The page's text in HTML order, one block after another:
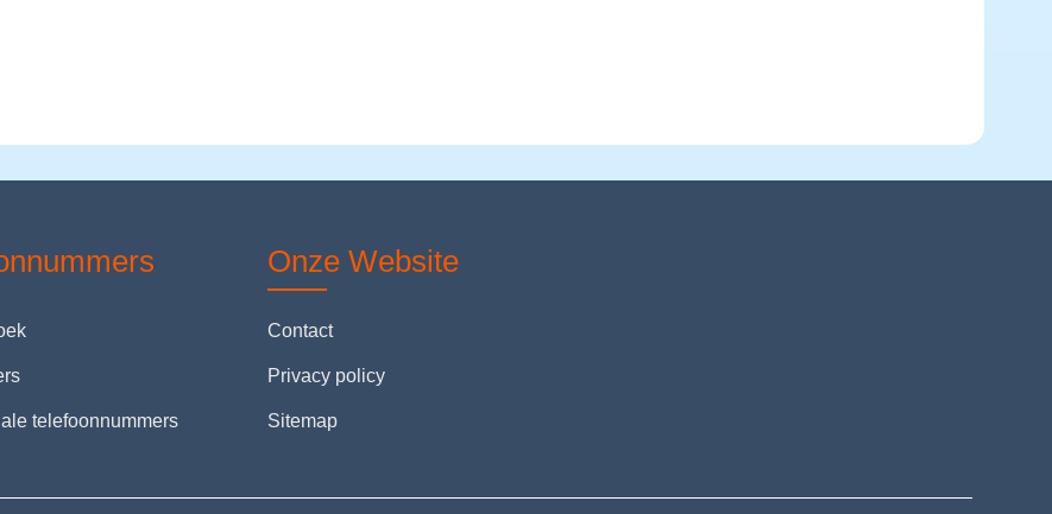
telefoonnummers
Onze Website
Contact
Privacy policy
Sitemap